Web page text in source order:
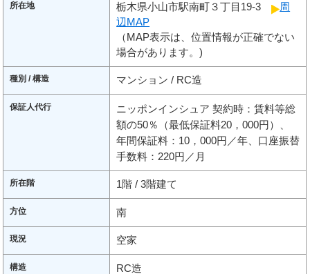
所在地 栃木県小山市駅南町３丁目19-3
周
辺MAP
（MAP表示は、位置情報が正確でない
場合があります。)
種別 / 構造 マンション / RC造
保証人代行
ニッポンインシュア 契約時：賃料等総
額の50％（最低保証料20，000円）、
年間保証料：10，000円／年、口座振替
手数料：220円／月
所在階 1階 / 3階建て
方位 南
現況 空家
構造 RC造